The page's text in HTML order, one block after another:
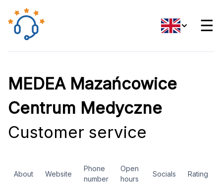
☰
MEDEA Mazańcowice
Centrum Medyczne
Customer service
About Website
Phone
number
Open
hours
Socials Rating